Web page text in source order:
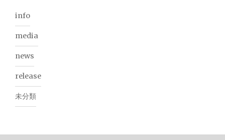
ー
シ
ョ
ン
info
media
news
release
未分類